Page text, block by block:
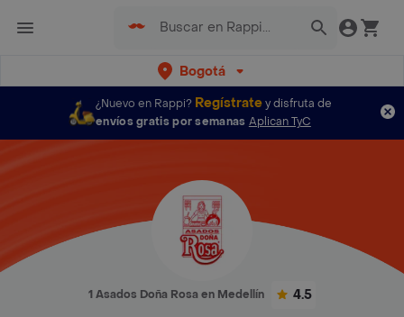
Bogotá
¿Nuevo en Rappi? Regístratey disfruta de
envíos gratis por semanas Aplican TyC
1 Asados Doña Rosa en Medellín 4.5